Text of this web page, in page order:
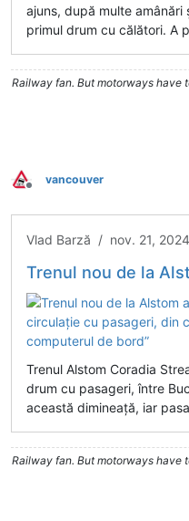
ajuns, după multe
primul drum cu călători. A
Railway fan. But motorways have
Deconectat
vancouver
Vlad Barză / nov. 21,
Trenul nou de la Alstom a fost anulat în a doua zi de
Trenul Alstom Coradia
drum cu pasageri, între
această dimineață, iar
Railway fan. But motorways have